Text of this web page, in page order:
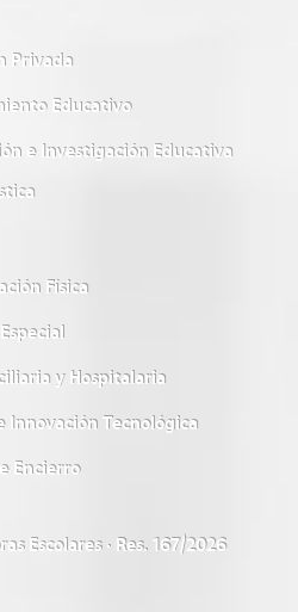
Privada
Educativo
e Investigación Educativa
Física
y Hospitalaria
Innovación Tecnológica
Encierro
Escolares · Res. 167/2026